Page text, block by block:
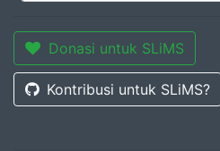
Donasi untuk SLiMS
Kontribusi untuk SLiMS?